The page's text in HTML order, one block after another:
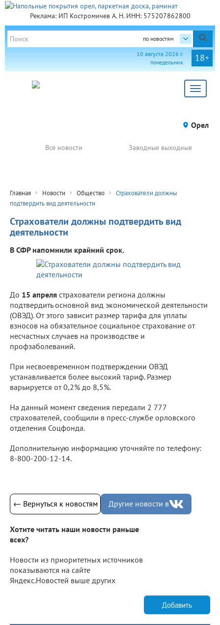
Реклама: ИП Костромичев А. Н. ИНН: 575207862800
по новостям
18+
10 августа 2026 г.
понедельник
Toggle
Орел
Все новости Заводные выходные
Главная Новости Общество
Страхователи должны
подтвердить вид деятельности
Страхователи должны подтвердить вид
деятельности
В СФР напомнили крайний срок.
До 15 апреля страхователи региона должны
подтвердить основной вид экономической деятельности
(ОВЭД). От этого зависит размер тарифа для уплаты
взносов на обязательное социальное страхование от
несчастных случаев на производстве и
профзаболеваний.
При несвоевременном подтверждении ОВЭД
устанавливается более высокий тариф. Размер
варьируется от 0,2% до 8,5%.
На данный момент сведения передали 2 777
страхователей, сообщили в пресс-службе орловского
отделения Соцфонда.
Дополнительную информацию уточняйте по телефону:
8-800-200-12-14.
← Вернуться к новостям Другие новости в
Хотите читать наши новости раньше
всех?
Новости из приоритетных источников
показываются на сайте
Яндекс.Новостей выше других
Добавить